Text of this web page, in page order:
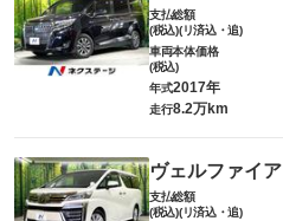
支払総額
(税込)(リ済込・追)
車両本体価格
(税込)
年式2017年
走行8.2万km
ヴェルファイア
支払総額
(税込)(リ済込・追)